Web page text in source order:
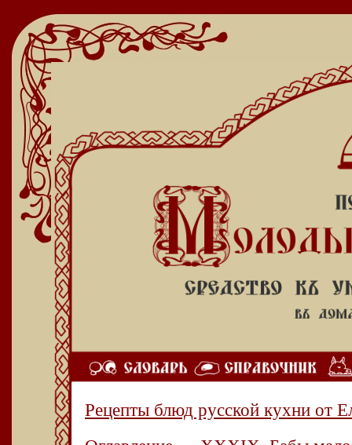
Рецепты блюд русской кухни от